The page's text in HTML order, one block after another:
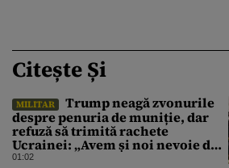
Citește Și
MILITAR
Trump neagă zvonurile
despre penuria de muniție, dar
refuză să trimită rachete
Ucrainei: „Avem și noi nevoie de
rachete”
01:02